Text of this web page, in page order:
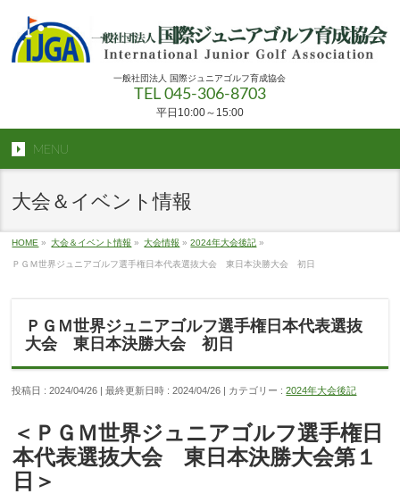
一般社団法人 国際ジュニアゴルフ育成協会
TEL 045-306-8703
平日10:00～15:00
MENU
大会＆イベント情報
HOME » 大会＆イベント情報 » 大会情報 »2024年大会後記 »
ＰＧＭ世界ジュニアゴルフ選手権日本代表選抜大会 東日本決勝大会 初日
ＰＧＭ世界ジュニアゴルフ選手権日本代表選抜
大会 東日本決勝大会 初日
投稿日 : 2024/04/26 最終更新日時 : 2024/04/26 カテゴリー :2024年大会後記
＜ＰＧＭ世界ジュニアゴルフ選手権日
本代表選抜大会 東日本決勝大会第１
日＞